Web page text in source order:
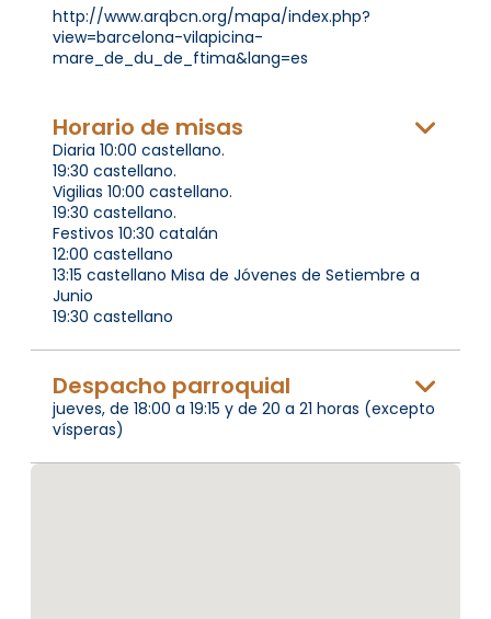
http://www.arqbcn.org/mapa/index.php?
view=barcelona-vilapicina-
mare_de_du_de_ftima&lang=es
Horario de misas
Diaria 10:00 castellano.
19:30 castellano.
Vigilias 10:00 castellano.
19:30 castellano.
Festivos 10:30 catalán
12:00 castellano
13:15 castellano Misa de Jóvenes de Setiembre a
Junio
19:30 castellano
Despacho parroquial
jueves, de 18:00 a 19:15 y de 20 a 21 horas (excepto
vísperas)